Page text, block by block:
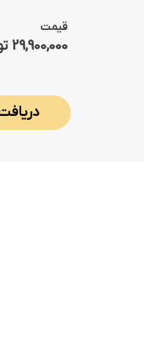
قیمت
29,900,000 تومان